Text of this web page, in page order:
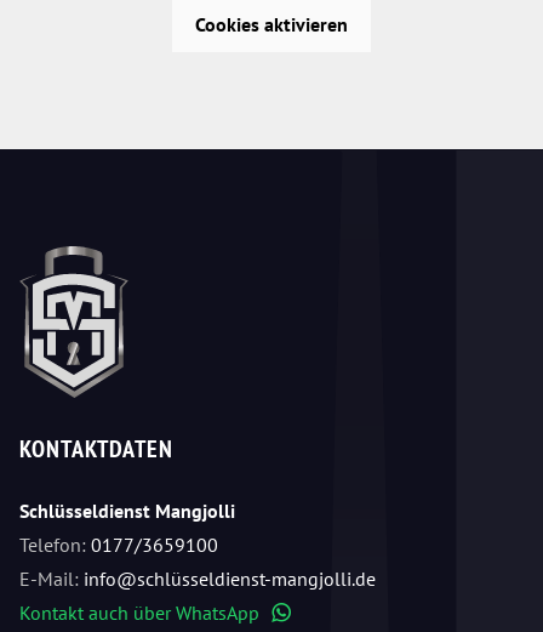
Cookies aktivieren
KONTAKTDATEN
Schlüsseldienst Mangjolli
Telefon: 0177/3659100
E-Mail: info@schlüsseldienst-mangjolli.de
Kontakt auch über WhatsApp